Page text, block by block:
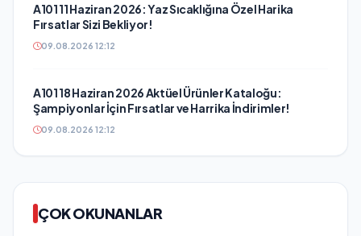
A101 11 Haziran 2026: Yaz Sıcaklığına Özel Harika
Fırsatlar Sizi Bekliyor!
09.08.2026 12:12
A101 18 Haziran 2026 Aktüel Ürünler Kataloğu:
Şampiyonlar İçin Fırsatlar ve Harrika İndirimler!
09.08.2026 12:12
ÇOK OKUNANLAR